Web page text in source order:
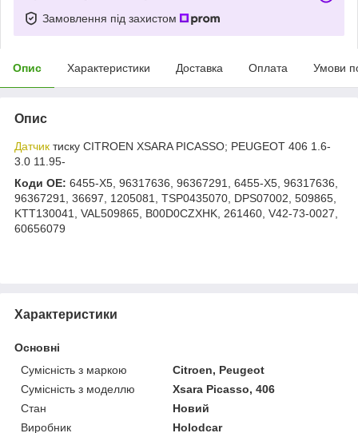
Замовлення під захистом
Опис Характеристики Доставка Оплата Умови
Опис
Датчик тиску CITROEN XSARA PICASSO; PEUGEOT 406 1.6-
3.0 11.95-
Коди OE: 6455-X5, 96317636, 96367291, 6455-X5, 96317636,
96367291, 36697, 1205081, TSP0435070, DPS07002, 509865,
KTT130041, VAL509865, B00D0CZXHK, 261460, V42-73-0027,
60656079
Характеристики
Основні
Сумісність з маркою
Citroen, Peugeot
Сумісність з моделлю
Xsara Picasso, 406
Стан
Новий
Виробник
Holodcar